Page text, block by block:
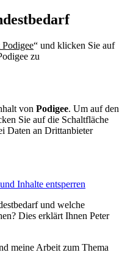
Podigee“ und klicken Sie auf
zu
von Podigee. Um auf den
Sie auf die Schaltfläche
Daten an Drittanbieter
Inhalte entsperren
und welche
Dies erklärt Ihnen Peter
meine Arbeit zum Thema